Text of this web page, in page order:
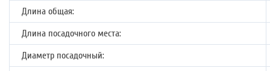
Длина общая:
Длина посадочного места:
Диаметр посадочный: